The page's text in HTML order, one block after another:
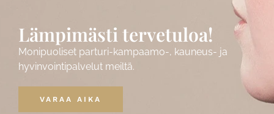
Lämpimästi tervetuloa!
Monipuoliset parturi-kampaamo-, kauneus- ja
hyvinvointipalvelut meiltä.
VARAA AIKA